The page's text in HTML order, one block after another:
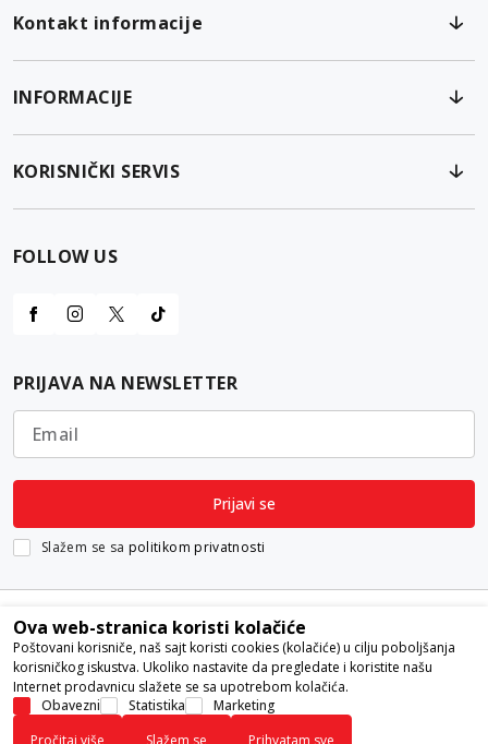
Kontakt informacije
INFORMACIJE
KORISNIČKI SERVIS
FOLLOW US
PRIJAVA NA NEWSLETTER
Email
Prijavi se
Slažem se sa politikom privatnosti
Nastojimo da budemo što precizniji u opisu proizvoda, prikazu slika i
samih cena, ali ne možemo garantovati da su sve informacije kompletne i
Ova web-stranica koristi kolačiće
Poštovani korisniče, naš sajt koristi cookies (kolačiće) u cilju poboljšanja
korisničkog iskustva. Ukoliko nastavite da pregledate i koristite našu
Internet prodavnicu slažete se sa upotrebom kolačića.
Obavezni
Statistika
Marketing
Pročitaj više
Slažem se Prihvatam sve